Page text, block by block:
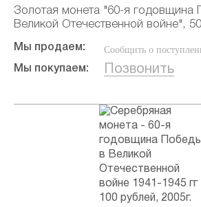
Золотая монета "60-я годовщина
Великой Отечественной войне",
Мы продаем: Сообщить о
Мы покупаем: Позвонить